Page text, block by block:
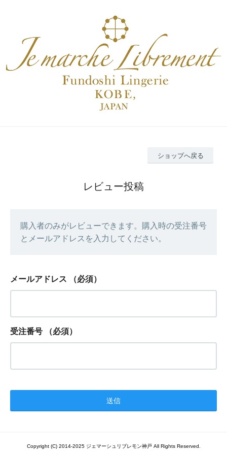
ショップへ戻る
レビュー投稿
購入者のみがレビューできます。購入時の受注番号
とメールアドレスを入力してください。
メールアドレス （必須）
受注番号 （必須）
Copyright (C) 2014-2025 ジェマーシュリブレモン神戸 All Rights Reserved.